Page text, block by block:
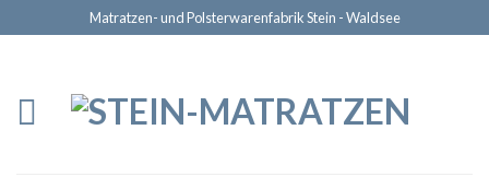
Matratzen- und Polsterwarenfabrik Stein - Waldsee